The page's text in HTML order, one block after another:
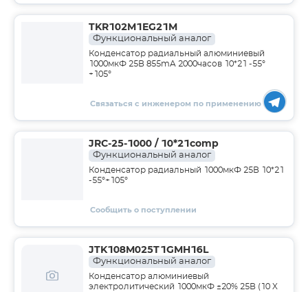
TKR102M1EG21M
Функциональный аналог
Конденсатор радиальный алюминиевый
1000мкФ 25В 855mA 2000часов 10*21 -55°
+105°
Связаться с инженером по применению
JRC-25-1000 / 10*21comp
Функциональный аналог
Конденсатор радиальный 1000мкФ 25В 10*21
-55°+105°
Сообщить о поступлении
JTK108M025T1GMH16L
Функциональный аналог
Конденсатор алюминиевый
электролитический 1000мкФ ±20% 25В (10 X